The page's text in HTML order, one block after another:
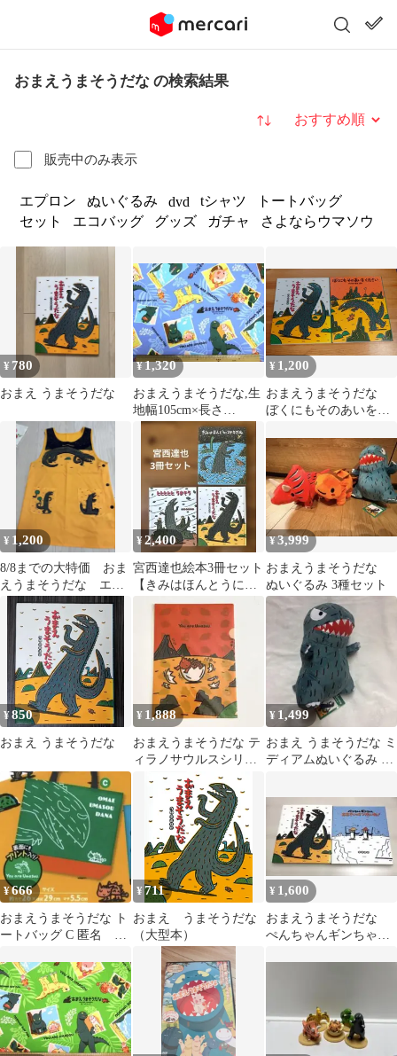
おまえうまそうだな の検索結果
販売中のみ表示
並び替え
エプロン ぬいぐるみ dvd tシャツ
トートバッグ
セット
エコバッグ グッズ ガチャ さよならウマソウ
¥ 780
おまえ うまそうだな
¥1,320
おまえうまそうだな,生
地幅105cm×長さ
100cm、サックス
¥ 1,200
おまえうまそうだな
ぼくにもそのあいをく
本
¥ 1,200
8/8までの大特価 おま
えうまそうだな エプ
ロン
¥2,400
宮西達也絵本3冊セット
【きみはほんとうにス
テキだね/ヒヒヒヒヒう
まそう/他】
¥3,999
おまえうまそうだな
ぬいぐるみ 3種セット
¥850
おまえ うまそうだな
¥ 1,888
おまえうまそうだな テ
ィラノサウルスシリー
ズ クリアファイル
¥ 1,499
おまえ うまそうだな ミ
ディアムぬいぐるみ ハ
¥666
おまえうまそうだな ト
ートバッグ C 匿名 新
¥711
おまえ うまそうだな
（大型本）
¥ 1,600
おまえうまそうだな
ぺんちゃんギンちゃん